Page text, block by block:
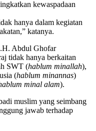
kewaspadaan
hanya dalam kegiatan
katanya.
Abdul Ghofar
tidak hanya berkaitan
SWT (hablum minallah),
(hablum minannas)
minal alam).
muslim yang seimbang
jawab terhadap